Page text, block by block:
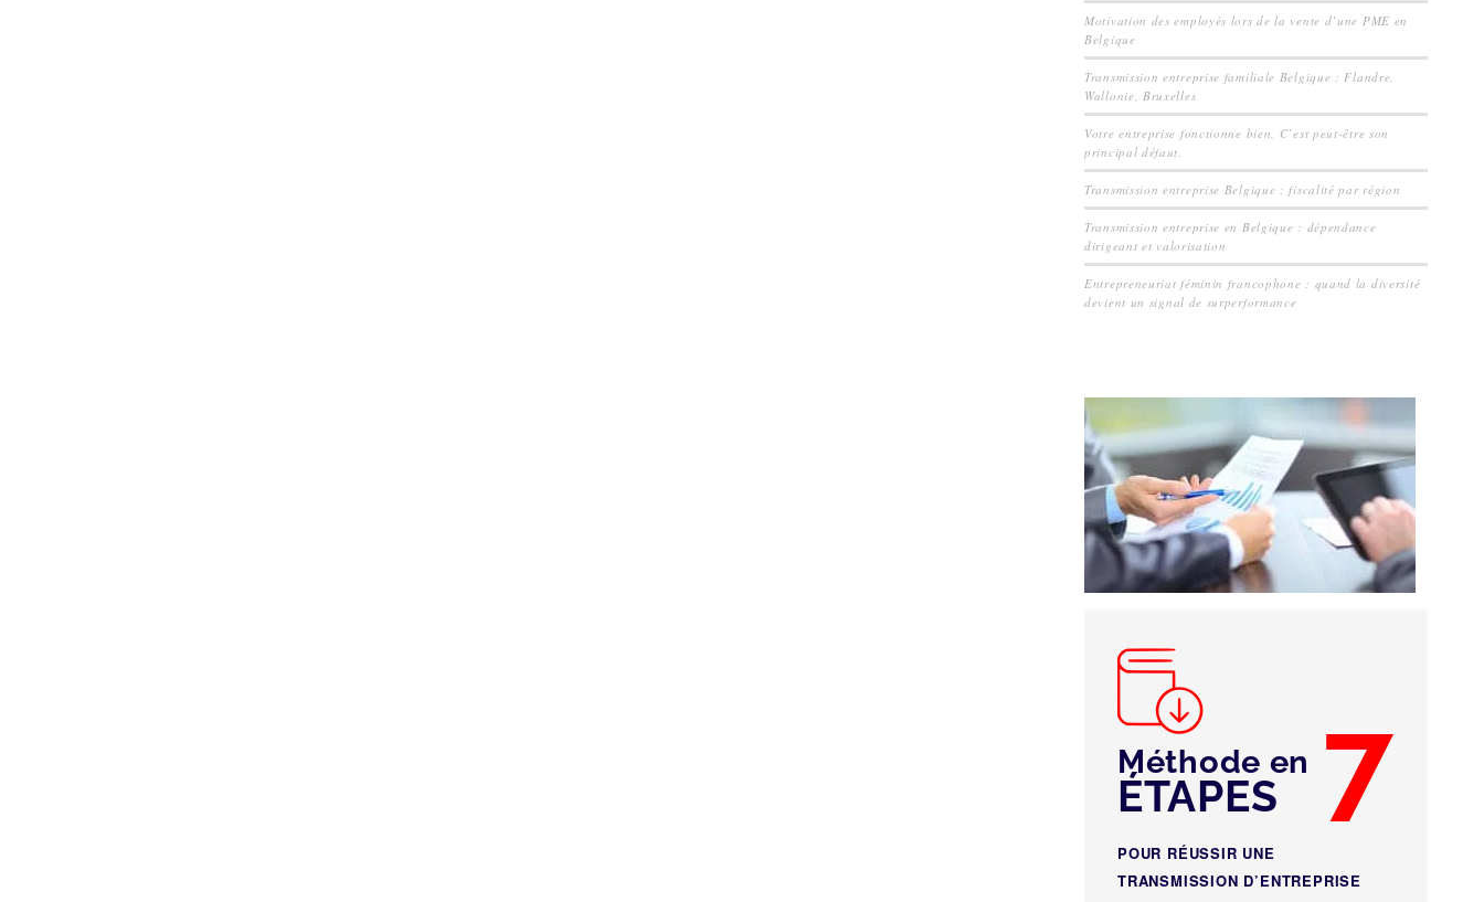
Motivation des employés lors de la vente d’une PME en
Belgique
Transmission entreprise familiale Belgique : Flandre,
Wallonie, Bruxelles
Votre entreprise fonctionne bien. C’est peut-être son
principal défaut.
Transmission entreprise Belgique : fiscalité par région
Transmission entreprise en Belgique : dépendance
dirigeant et valorisation
Entrepreneuriat féminin francophone : quand la diversité
devient un signal de surperformance
Méthode en 7
ÉTAPES
POUR RÉUSSIR UNE
TRANSMISSION D’ENTREPRISE